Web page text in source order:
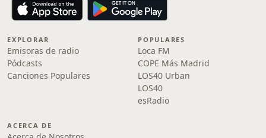
EXPLORAR
Emisoras de radio
Pódcasts
Canciones Populares
POPULARES
Loca FM
COPE Más Madrid
LOS40 Urban
LOS40
esRadio
ACERCA DE